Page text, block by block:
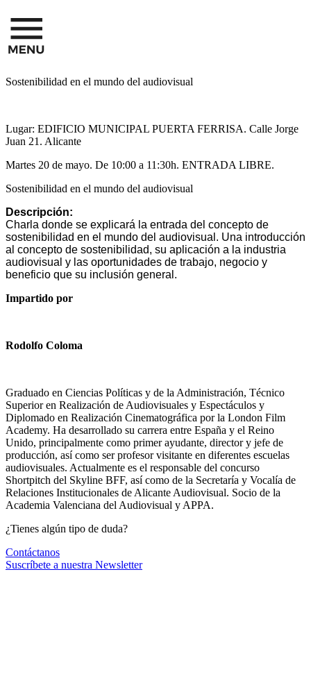
Sostenibilidad en el mundo del audiovisual
Lugar: EDIFICIO MUNICIPAL PUERTA FERRISA. Calle Jorge
Juan 21. Alicante
Martes 20 de mayo. De 10:00 a 11:30h. ENTRADA LIBRE.
Sostenibilidad en el mundo del audiovisual
Descripción:
Charla donde se explicará la entrada del concepto de
sostenibilidad en el mundo del audiovisual. Una introducción
al concepto de sostenibilidad, su aplicación a la industria
audiovisual y las oportunidades de trabajo, negocio y
beneficio que su inclusión general.
Impartido por
Rodolfo Coloma
Graduado en Ciencias Políticas y de la Administración, Técnico
Superior en Realización de Audiovisuales y Espectáculos y
Diplomado en Realización Cinematográfica por la London Film
Academy. Ha desarrollado su carrera entre España y el Reino
Unido, principalmente como primer ayudante, director y jefe de
producción, así como ser profesor visitante en diferentes escuelas
audiovisuales. Actualmente es el responsable del concurso
Shortpitch del Skyline BFF, así como de la Secretaría y Vocalía de
Relaciones Institucionales de Alicante Audiovisual. Socio de la
Academia Valenciana del Audiovisual y APPA.
¿Tienes algún tipo de duda?
Contáctanos
Suscríbete a nuestra Newsletter